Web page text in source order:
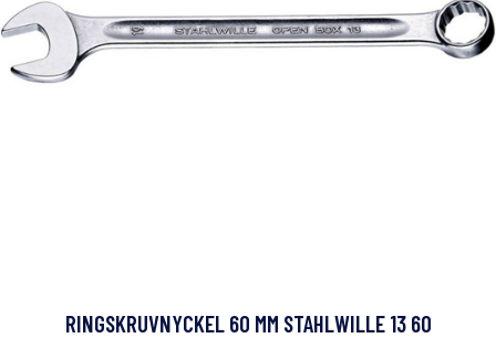
RINGSKRUVNYCKEL 60 MM STAHLWILLE 13 60